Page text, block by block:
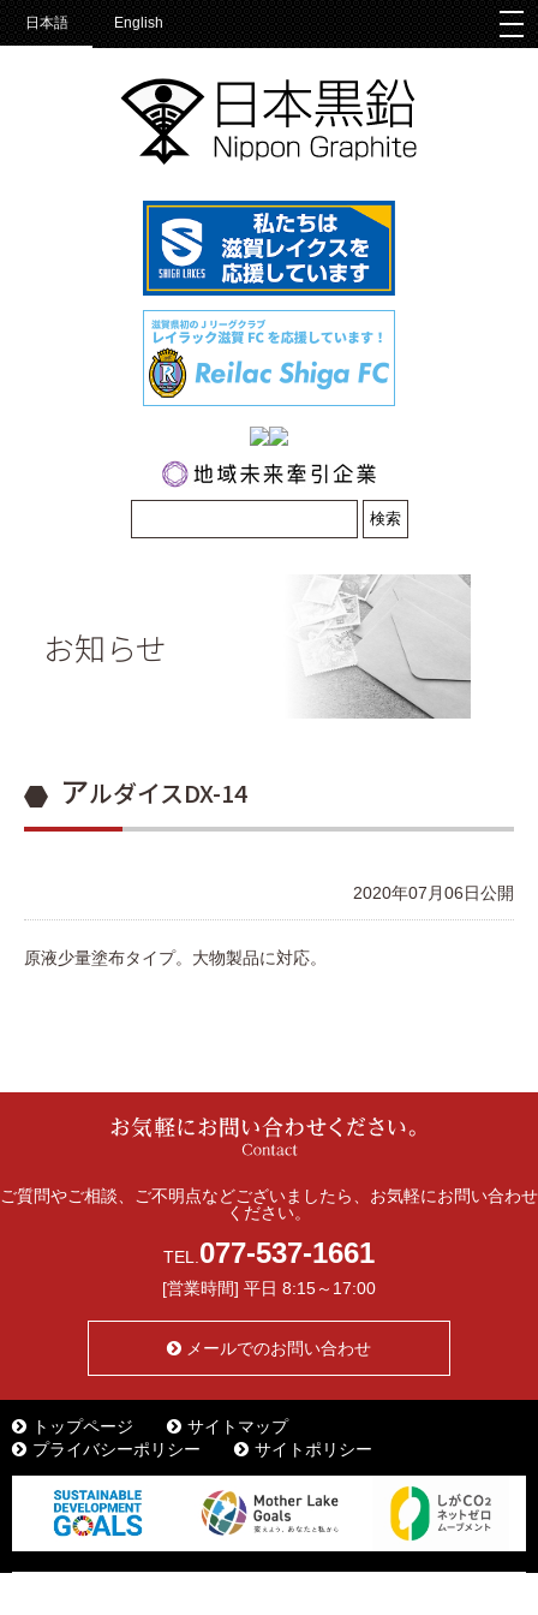
日本語 English
お知らせ
アルダイスDX-14
2020年07月06日公開
原液少量塗布タイプ。大物製品に対応。
ご質問やご相談、ご不明点などございましたら、お気軽にお問い合わせ
ください。
TEL. 077-537-1661
[営業時間] 平日 8:15～17:00
メールでのお問い合わせ
トップページ
サイトマップ
プライバシーポリシー
サイトポリシー